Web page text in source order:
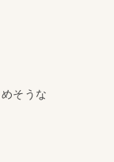
そうな